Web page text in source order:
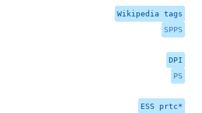
Wikipedia tags
SPPS
DPI
PS
ESS prtc*